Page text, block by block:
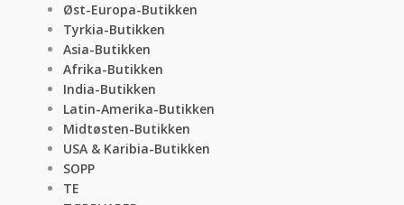
Øst-Europa-Butikken
Tyrkia-Butikken
Asia-Butikken
Afrika-Butikken
India-Butikken
Latin-Amerika-Butikken
Midtøsten-Butikken
USA & Karibia-Butikken
SOPP
TE